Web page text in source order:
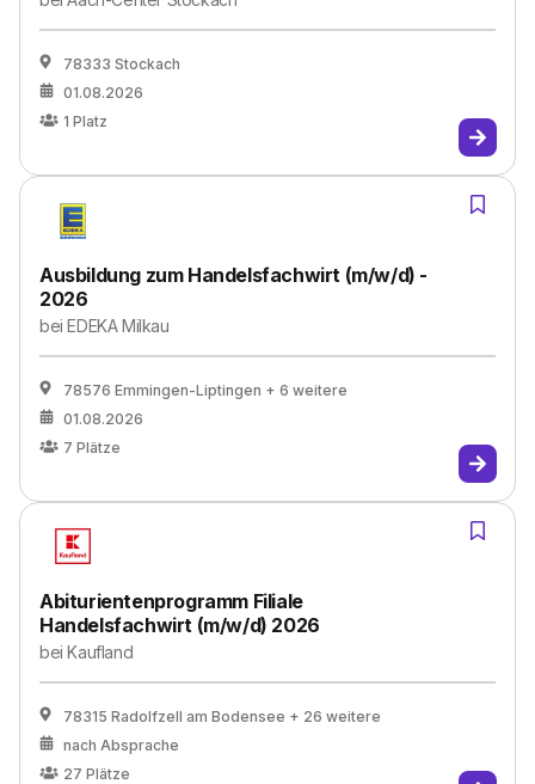
78333 Stockach
01.08.2026
1 Platz
Ausbildung zum Handelsfachwirt (m/w/d) -
2026
beiEDEKA Milkau
78576 Emmingen-Liptingen + 6 weitere
01.08.2026
7 Plätze
Abiturientenprogramm Filiale
Handelsfachwirt (m/w/d) 2026
beiKaufland
78315 Radolfzell am Bodensee + 26 weitere
nach Absprache
27 Plätze